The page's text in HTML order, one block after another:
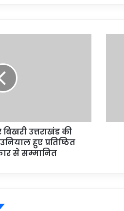
उत्तराखंड की
हुए प्रतिष्ठित
से सम्मानित